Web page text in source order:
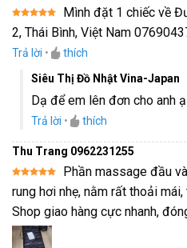
Được xếp
hạng 55
Mình đặt 1 chiếc về
2, Thái Bình, Việt Nam
Trả lời •
thích
Siêu Thị Đồ Nhật Vina-Japan
Dạ để em lên đơn cho anh ạ
Trả lời • thích
Thu Trang 0962231255
Được xếp
hạng
5
Phần massage đầu
rung hơi nhẹ, nằm rất thoải
Shop giao hàng cực nhanh,